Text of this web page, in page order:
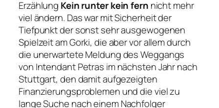
Erzählung Kein runter kein fern nicht mehr
viel ändern. Das war mit Sicherheit der
Tiefpunkt der sonst sehr ausgewogenen
Spielzeit am Gorki, die aber vor allem durch
die unerwartete Meldung des Weggangs
von Intendant Petras im nächsten Jahr nach
Stuttgart, den damit aufgezeigten
Finanzierungsproblemen und die viel zu
lange Suche nach einem Nachfolger